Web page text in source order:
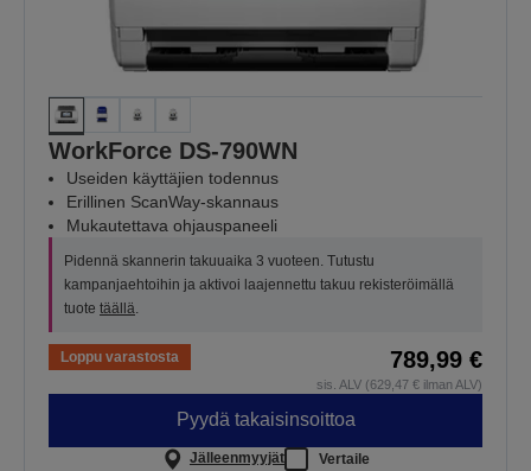
WorkForce DS-790WN
Useiden käyttäjien todennus
Erillinen ScanWay-skannaus
Mukautettava ohjauspaneeli
Pidennä skannerin takuuaika 3 vuoteen. Tutustu
kampanjaehtoihin ja aktivoi laajennettu takuu rekisteröimällä
tuote täällä.
Loppu varastosta 789,99 €
sis. ALV (629,47 € ilman ALV)
Pyydä takaisinsoittoa
Jälleenmyyjät Vertaile